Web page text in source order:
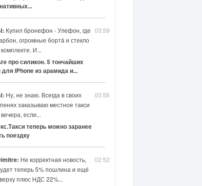
03:59
Купил бронефон - Улефон, где
огромные борта́ и стекло
комплекте. И...
про силикон. 5 тончайших
iPhone из арамида и...
03:56
Ну, не знаю. Всегда в своих
заказываю местное такси
вечера, если...
теперь можно заранее
поездку
02:52
Не корректная новость,
теперь 5% пошлина и ещё
плюс НДС 22%...